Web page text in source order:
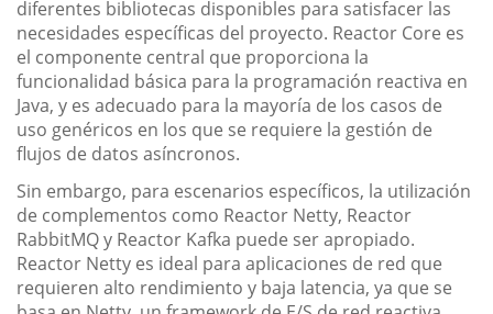
diferentes bibliotecas disponibles para satisfacer las
necesidades específicas del proyecto. Reactor Core es
el componente central que proporciona la
funcionalidad básica para la programación reactiva en
Java, y es adecuado para la mayoría de los casos de
uso genéricos en los que se requiere la gestión de
flujos de datos asíncronos.
Sin embargo, para escenarios específicos, la utilización
de complementos como Reactor Netty, Reactor
RabbitMQ y Reactor Kafka puede ser apropiado.
Reactor Netty es ideal para aplicaciones de red que
requieren alto rendimiento y baja latencia, ya que se